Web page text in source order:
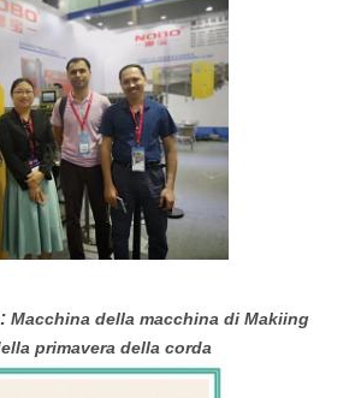
Macchina della macchina di Makiing
primavera della corda